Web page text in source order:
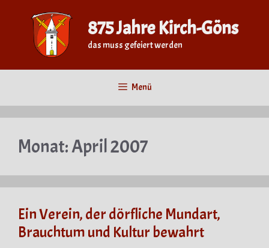
springen
875 Jahre Kirch-Göns
das muss gefeiert werden
Menü
Monat:April 2007
Ein Verein, der dörfliche Mundart,
Brauchtum und Kultur bewahrt